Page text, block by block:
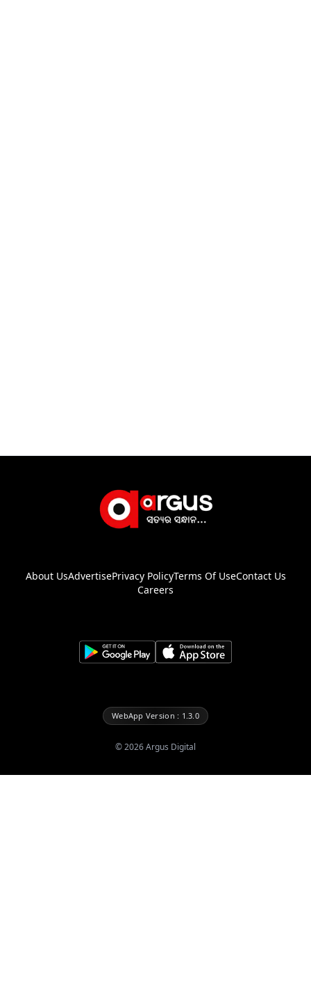
About UsAdvertisePrivacy PolicyTerms Of UseContact Us
Careers
WebApp Version : 1.3.0
©2026Argus Digital